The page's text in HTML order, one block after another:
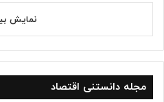
نمایش
مجله دانستنی اقتصاد